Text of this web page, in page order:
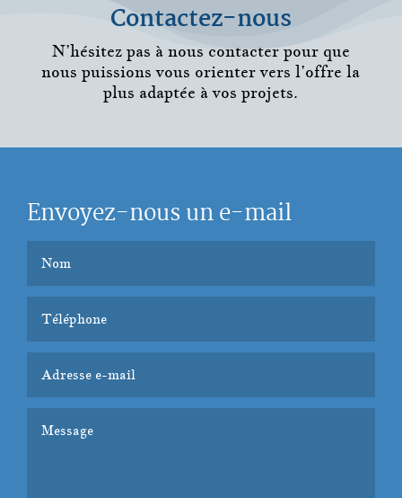
Contactez-nous
N’hésitez pas à nous contacter pour que
nous puissions vous orienter vers l’offre la
plus adaptée à vos projets.
Envoyez-nous un e-mail